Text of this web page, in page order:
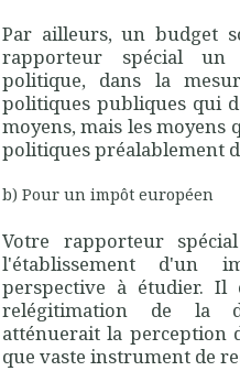
Par ailleurs, un budget
rapporteur spécial un
politique, dans la
politiques publiques qui
moyens, mais les moyens
politiques préalablement
b) Pour un impôt européen
Votre rapporteur
l'établissement d'un
perspective à étudier. Il
relégitimation de la
atténuerait la perception
que vaste instrument de